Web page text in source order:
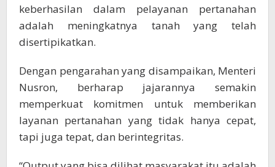
keberhasilan dalam pelayanan pertanahan
adalah meningkatnya tanah yang telah
disertipikatkan.
Dengan pengarahan yang disampaikan, Menteri
Nusron, berharap jajarannya semakin
memperkuat komitmen untuk memberikan
layanan pertanahan yang tidak hanya cepat,
tapi juga tepat, dan berintegritas.